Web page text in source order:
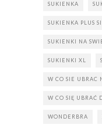
SUKIENKA
SUKIENKA PLUS
SUKIENKI NA
SUKIENKI XL
W CO SIE UBRAC
W CO SIĘ UBRAĆ
WONDERBRA